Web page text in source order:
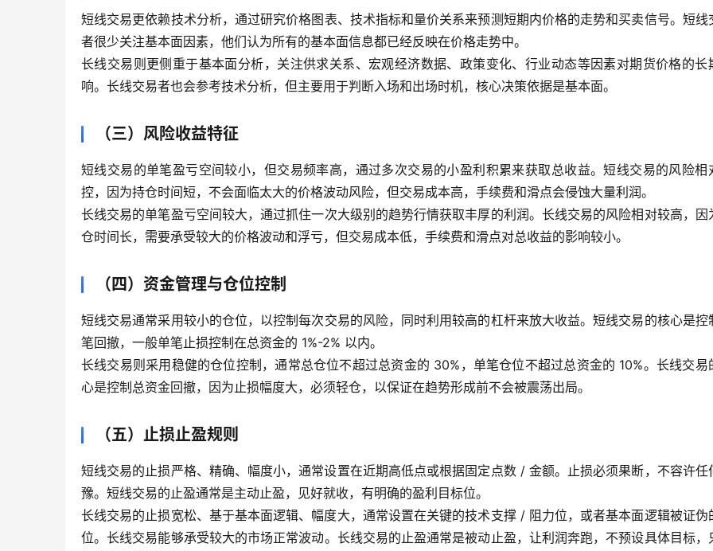
短线交易更依赖技术分析，通过研究价格图表、技术指标和量价关系来预测短期内价格的走势和买卖信号。短线
者很少关注基本面因素，他们认为所有的基本面信息都已经反映在价格走势中。
长线交易则更侧重于基本面分析，关注供求关系、宏观经济数据、政策变化、行业动态等因素对期货价格的长
响。长线交易者也会参考技术分析，但主要用于判断入场和出场时机，核心决策依据是基本面。
（三）风险收益特征
短线交易的单笔盈亏空间较小，但交易频率高，通过多次交易的小盈利积累来获取总收益。短线交易的风险相
控，因为持仓时间短，不会面临太大的价格波动风险，但交易成本高，手续费和滑点会侵蚀大量利润。
长线交易的单笔盈亏空间较大，通过抓住一次大级别的趋势行情获取丰厚的利润。长线交易的风险相对较高，因
仓时间长，需要承受较大的价格波动和浮亏，但交易成本低，手续费和滑点对总收益的影响较小。
（四）资金管理与仓位控制
短线交易通常采用较小的仓位，以控制每次交易的风险，同时利用较高的杠杆来放大收益。短线交易的核心是控
笔回撤，一般单笔止损控制在总资金的 1%-2% 以内。
长线交易则采用稳健的仓位控制，通常总仓位不超过总资金的 30%，单笔仓位不超过总资金的 10%。长线交易
心是控制总资金回撤，因为止损幅度大，必须轻仓，以保证在趋势形成前不会被震荡出局。
（五）止损止盈规则
短线交易的止损严格、精确、幅度小，通常设置在近期高低点或根据固定点数 / 金额。止损必须果断，不容许任
豫。短线交易的止盈通常是主动止盈，见好就收，有明确的盈利目标位。
长线交易的止损宽松、基于基本面逻辑、幅度大，通常设置在关键的技术支撑 / 阻力位，或者基本面逻辑被证伪
位。长线交易能够承受较大的市场正常波动。长线交易的止盈通常是被动止盈，让利润奔跑，不预设具体目标，